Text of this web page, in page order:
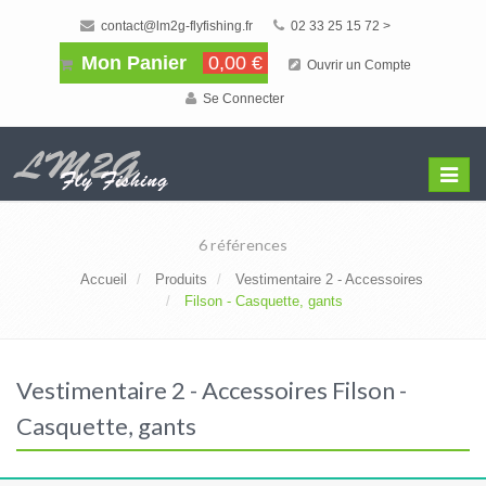
contact@lm2g-flyfishing.fr 02 33 25 15 72 >
Mon Panier 0,00 € Ouvrir un Compte
Se Connecter
Menu
6 références
Accueil Produits
Vestimentaire 2 - Accessoires
Filson - Casquette, gants
Vestimentaire 2 - Accessoires Filson -
Casquette, gants